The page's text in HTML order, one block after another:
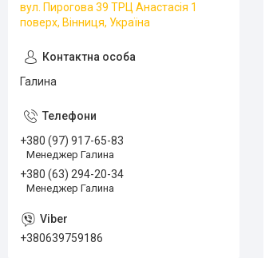
вул. Пирогова 39 ТРЦ Анастасія 1
поверх, Вінниця, Україна
Галина
+380 (97) 917-65-83
Менеджер Галина
+380 (63) 294-20-34
Менеджер Галина
+380639759186